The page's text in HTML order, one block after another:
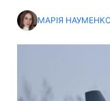
МАРІЯ